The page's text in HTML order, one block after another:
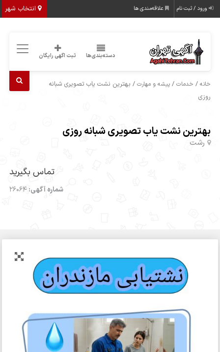
انتخاب شهر ورود / ثبت نام علاقه‌مندی ها
دسته‌بندی‌ها ثبت اگهی رایگان
خانه / خدمات /پیشه و مهارت / بهترین نشت یاب تصویری شبانه
روزی
بهترین نشت یاب تصویری شبانه روزی
رشت
تماس بگیرید
شماره آگهی:26064